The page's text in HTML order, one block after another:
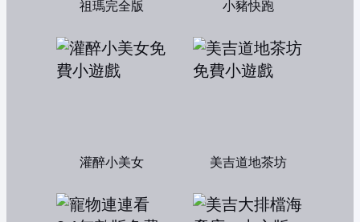
祖瑪完全版 小豬快跑
灌醉小美女 美吉道地茶坊